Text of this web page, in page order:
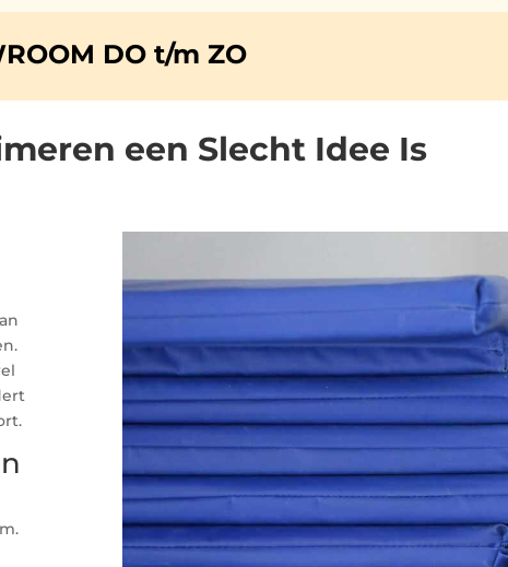
DO t/m ZO
een Slecht Idee Is